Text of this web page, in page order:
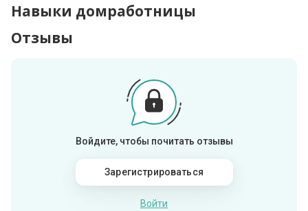
Навыки домработницы
Отзывы
Войдите, чтобы почитать отзывы
Зарегистрироваться
Войти